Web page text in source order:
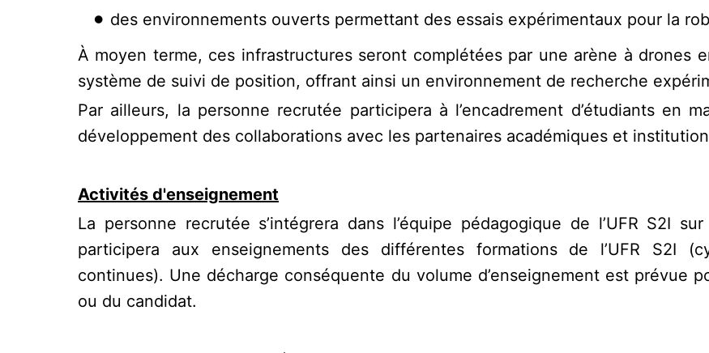
des environnements ouverts permettant des essais expérimentaux pour la
À moyen terme, ces infrastructures seront complétées par une arène à drones
système de suivi de position, offrant ainsi un environnement de recherche
Par ailleurs, la personne recrutée participera à l’encadrement d’étudiants en
développement des collaborations avec les partenaires académiques et
Activités d'enseignement
La personne recrutée s’intégrera dans l’équipe pédagogique de l’UFR S2I
participera aux enseignements des différentes formations de l’UFR S2I
continues). Une décharge conséquente du volume d’enseignement est prévue
ou du candidat.